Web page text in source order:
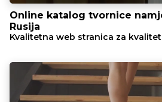
Online katalog tvornice
Rusija
Kvalitetna web stranica za